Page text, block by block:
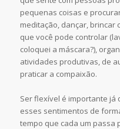
pequenas coisas e
meditação, dançar, brincar
que você pode controlar
coloquei a máscara?),
atividades produtivas, de
praticar a compaixão.
Ser flexível é importante já
esses sentimentos de
tempo que cada um passa